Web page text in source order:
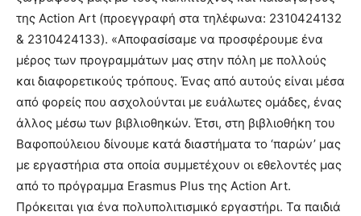
της Action Art (προεγγραφή στα τηλέφωνα: 2310424132
& 2310424133). «Αποφασίσαμε να προσφέρουμε ένα
μέρος των προγραμμάτων μας στην πόλη με πολλούς
και διαφορετικούς τρόπους. Ένας από αυτούς είναι μέσα
από φορείς που ασχολούνται με ευάλωτες ομάδες, ένας
άλλος μέσω των βιβλιοθηκών. Έτσι, στη βιβλιοθήκη του
Βαφοπούλειου δίνουμε κατά διαστήματα το ‘παρών’ μας
με εργαστήρια στα οποία συμμετέχουν οι εθελοντές μας
από το πρόγραμμα Erasmus Plus της Action Art.
Πρόκειται για ένα πολυπολιτισμικό εργαστήρι. Τα παιδιά